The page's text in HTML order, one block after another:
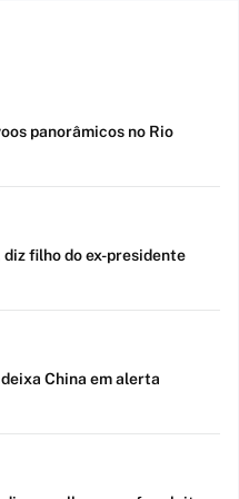
panorâmicos no Rio
diz filho do ex-presidente
China em alerta